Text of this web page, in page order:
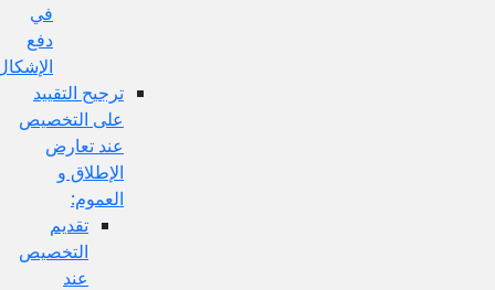
الإشكال:
ترجيح التقييد
على التخصيص
عند تعارض
الإطلاق و
العموم:
تقديم
التخصيص